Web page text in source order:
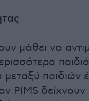
μάθει να
μεταξύ παιδιών
PIMS δείχνουν